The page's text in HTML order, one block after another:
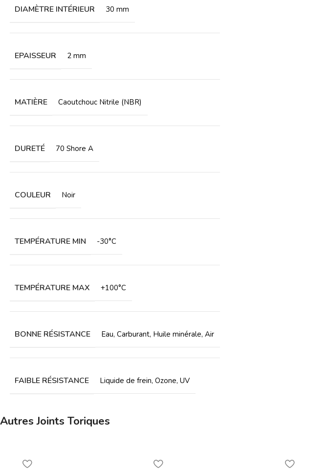
DIAMÈTRE INTÉRIEUR 30 mm
EPAISSEUR 2 mm
MATIÈRE Caoutchouc Nitrile (NBR)
DURETÉ 70 Shore A
COULEUR Noir
TEMPÉRATURE MIN -30°C
TEMPÉRATURE MAX +100°C
BONNE RÉSISTANCE Eau, Carburant, Huile minérale, Air
FAIBLE RÉSISTANCE Liquide de frein, Ozone, UV
Autres Joints Toriques